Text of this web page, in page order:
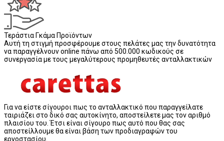
Τεράστια Γκάμα Προϊόντων
Αυτή τη στιγμή προσφέρουμε στους πελάτες μας την δυνατότητα
να παραγγέλνουν online πάνω από 500.000 κωδικούς σε
συνεργασία με τους μεγαλύτερους προμηθευτές ανταλλακτικών
Για να είστε σίγουροι πως το ανταλλακτικό που παραγγείλατε
ταιριάζει στο δικό σας αυτοκίνητο, αποστείλετε μας τον αριθμό
πλαισίου του. Έτσι είναι σίγουρο πως αυτό που θας σας
αποστείλλουμε θα είναι βάση των προδιαγραφών του
εργοστασίου.